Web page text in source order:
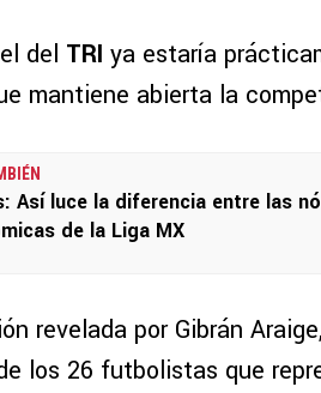
del TRI ya estaría
mantiene abierta la
Así luce la diferencia entre las
de la Liga MX
revelada por Gibrán Araige,
los 26 futbolistas que